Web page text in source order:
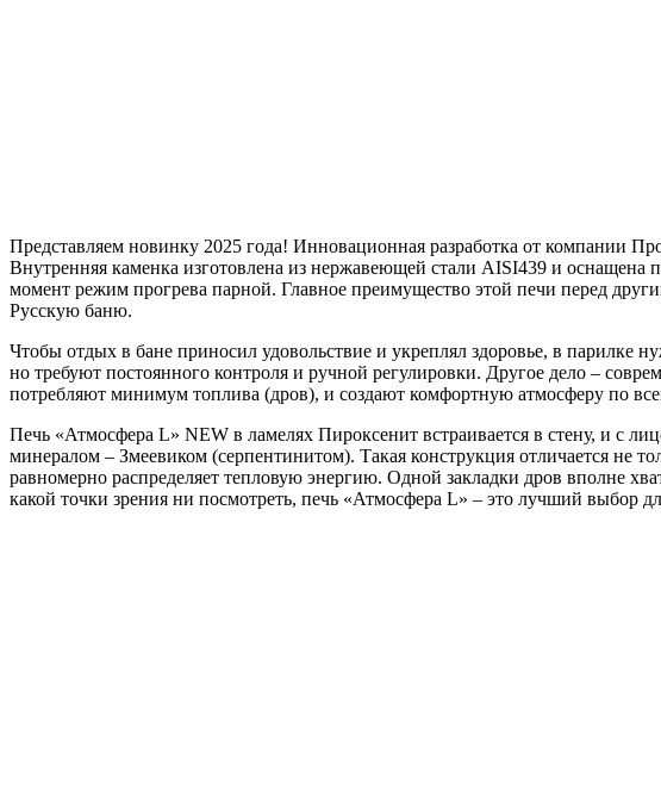
Представляем новинку 2025 года! Инновационная разработка от компании
Внутренняя каменка изготовлена из нержавеющей стали AISI439 и
момент режим прогрева парной. Главное преимущество этой печи перед
Русскую баню.
Чтобы отдых в бане приносил удовольствие и укреплял здоровье, в
но требуют постоянного контроля и ручной регулировки. Другое дело –
потребляют минимум топлива (дров), и создают комфортную атмосферу по
Печь «Атмосфера L» NEW в ламелях Пироксенит встраивается в стену, и с
минералом – Змеевиком (серпентинитом). Такая конструкция отличается не
равномерно распределяет тепловую энергию. Одной закладки дров вполне
какой точки зрения ни посмотреть, печь «Атмосфера L» – это лучший выбор